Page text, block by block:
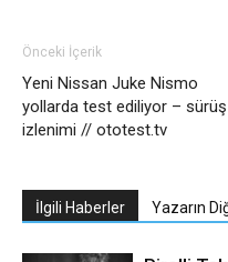
Önceki İçerik
Yeni Nissan Juke Nismo
yollarda test ediliyor – sürüş
izlenimi // ototest.tv
İlgili Haberler Yazarın